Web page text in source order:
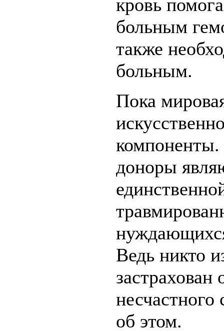
кровь
больным
также
больным.
Пока
доноры
Ведь никто
застрахован
несчастного
об этом.